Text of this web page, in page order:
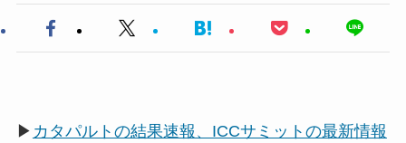
▶ カタパルトの結果速報、ICCサミットの最新情報